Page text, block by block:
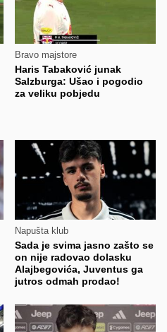
Bravo majstore
Haris Tabaković junak
Salzburga: Ušao i pogodio
za veliku pobjedu
Napušta klub
Sada je svima jasno zašto se
on nije radovao dolasku
Alajbegovića, Juventus ga
jutros odmah prodao!